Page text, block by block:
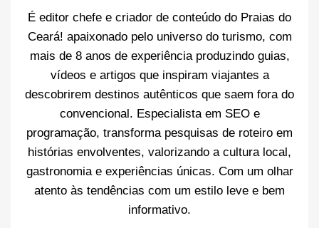
É editor chefe e criador de conteúdo do Praias do
Ceará! apaixonado pelo universo do turismo, com
mais de 8 anos de experiência produzindo guias,
vídeos e artigos que inspiram viajantes a
descobrirem destinos autênticos que saem fora do
convencional. Especialista em SEO e
programação, transforma pesquisas de roteiro em
histórias envolventes, valorizando a cultura local,
gastronomia e experiências únicas. Com um olhar
atento às tendências com um estilo leve e bem
informativo.